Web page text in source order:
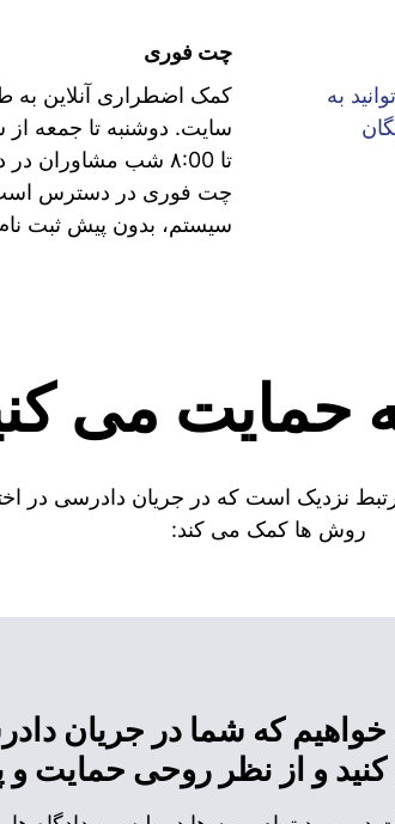
به
چت فوری
کمک اضطراری آنلاین به
تا ۸:00 شب
چت فوری در دسترس
سیستم، بدون پیش ثبت
حمایت می
نزدیک است که در جریان دادرسی در
روش ها کمک می کند:
که شما در جریان
کنید و از نظر روحی حمایت